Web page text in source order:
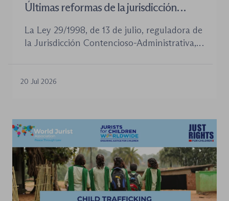
Últimas reformas de la jurisdicción
La Ley 29/1998, de 13 de julio, reguladora de
la Jurisdicción Contencioso-Administrativa,
aprobadas en los últimos años no han
tramitación de los procedimientos como en
la organización de los órganos […]
20 Jul 2026